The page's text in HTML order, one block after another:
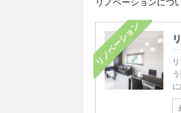
リノベーション